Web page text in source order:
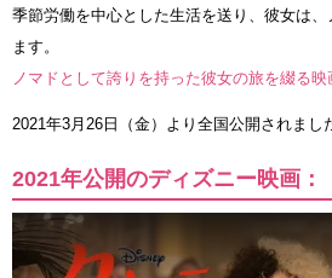
季節労働を中心とした生活を送り、彼女は
ます。
ノマドとして誇りを持った彼女の旅を綴る映
2021年3月26日（金）より全国公開されまし
2021年公開のディズニー映画：